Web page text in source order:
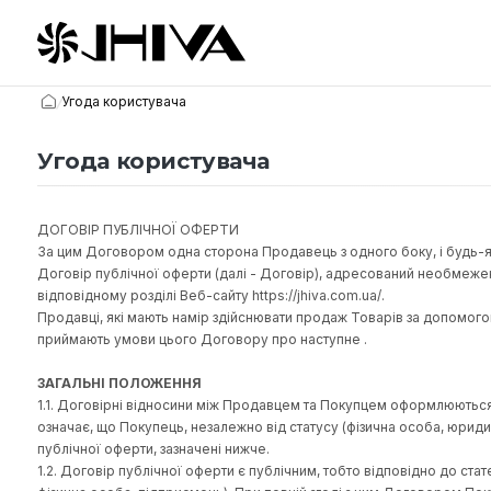
Угода користувача
ДОГОВІР ПУБЛІЧНОЇ ОФЕРТИ
За цим Договором одна сторона Продавець з одного
Договір публічної оферти (далі - Договір),
відповідному розділі Веб-сайту https://jhiva.com.ua/.
Продавці, які мають намір здійснювати продаж
приймають умови цього Договору про наступне .
ЗАГАЛЬНІ ПОЛОЖЕННЯ
1.1. Договірні відносини між Продавцем та Покупцем